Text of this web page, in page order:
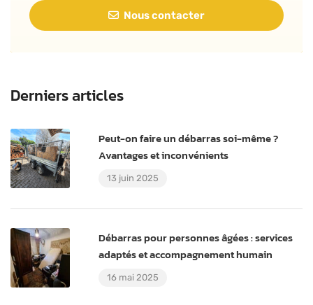
Nous contacter
Derniers articles
Peut-on faire un débarras soi-même ?
Avantages et inconvénients
13 juin 2025
Débarras pour personnes âgées : services
adaptés et accompagnement humain
16 mai 2025